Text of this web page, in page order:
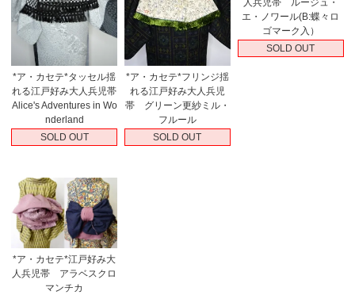
*ア・カセテ*タッセル揺
れる江戸好み大人兵児帯
Alice's Adventures in Wo
nderland
SOLD OUT
*ア・カセテ*フリンジ揺
れる江戸好み大人兵児
帯 グリーン更紗ミル・
フルール
SOLD OUT
人兵児帯 ルージュ・
エ・ノワール(B:蝶々ロ
ゴマーク入）
SOLD OUT
*ア・カセテ*江戸好み大
人兵児帯 アラベスクロ
マンチカ